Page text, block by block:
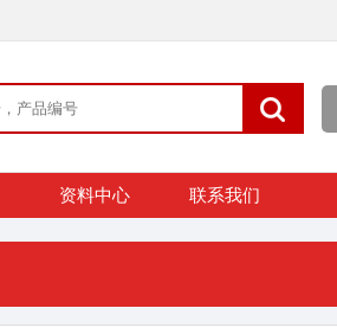
资料中心 联系我们